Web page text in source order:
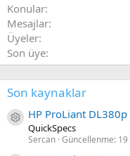
Konular
Mesajlar
Üyeler
Son üye
Son kaynaklar
Kaynak ikon/amblem
HP ProLiant
QuickSpecs
Sercan Güncellenme: 19